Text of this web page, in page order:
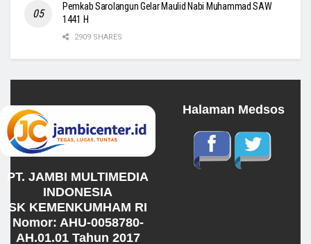
Pemkab Sarolangun Gelar Maulid Nabi Muhammad SAW
1441 H
2909 SHARES
PT. JAMBI MULTIMEDIA
INDONESIA
SK KEMENKUMHAM RI
Nomor: AHU-0058780-
AH.01.01 Tahun 2017
Halaman Medsos